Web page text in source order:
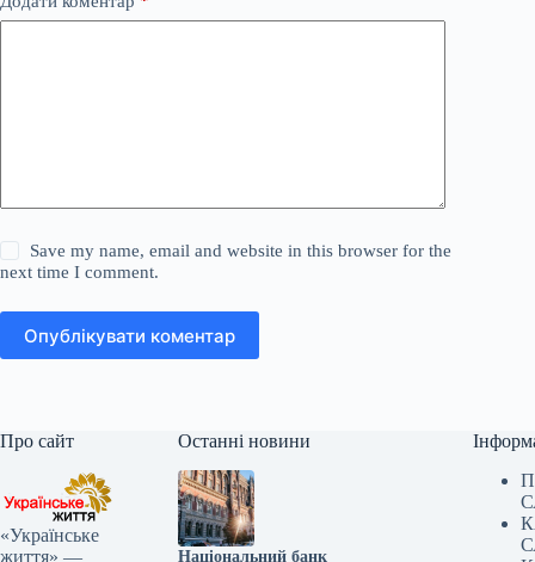
Save my name, email and website in this browser for the
next time I comment.
Опублікувати коментар
Про сайт
«Українське
життя» —
Останні новини
Національний банк